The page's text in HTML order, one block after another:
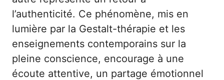
l’authenticité. Ce phénomène, mis en
lumière par la Gestalt-thérapie et les
enseignements contemporains sur la
pleine conscience, encourage à une
écoute attentive, un partage émotionnel